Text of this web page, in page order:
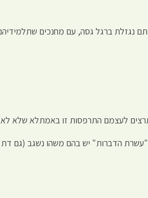
נגזלת ברגל גסה, עם מחנכים
לעצמם התרפסות זו באמתלא שלא
"עשרת הדברות" יש בהם משהו נשגב (גם